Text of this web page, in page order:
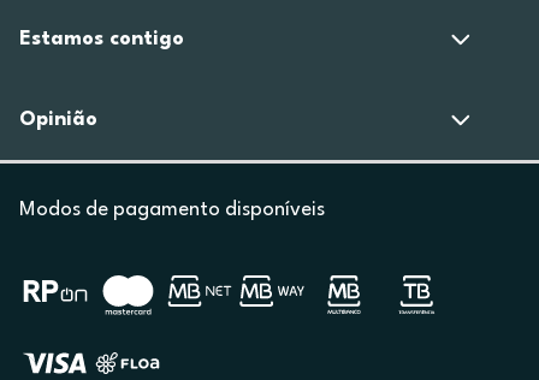
Estamos contigo
Opinião
Modos de pagamento disponíveis